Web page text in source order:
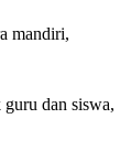
mandiri,
dan siswa,